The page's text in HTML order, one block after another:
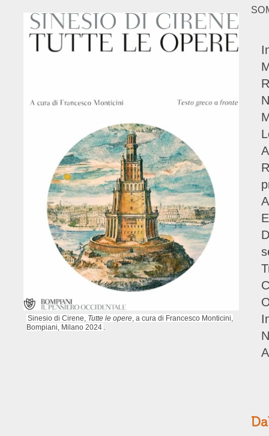
Sinesio di Cirene, Tutte le opere , a cura di Francesco Monticini,
Bompiani, Milano 2024